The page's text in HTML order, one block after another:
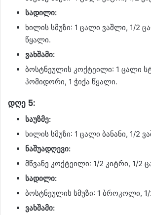
სადილი:
ხილის სმუზი: 1 ცალი ვაშლი, 1/2
წყალი.
ვახშამი:
ბოსტნეულის კოქტეილი: 1 ცალი
პომიდორი, 1 ჭიქა წყალი.
დღე 5:
საუზმე:
ხილის სმუზი: 1 ცალი ბანანი, 1/2
ნაშუადღევი:
მწვანე კოქტეილი: 1/2 კიტრი, 1/2
სადილი:
ბოსტნეულის სმუზი: 1 ბროკოლი,
ვახშამი: